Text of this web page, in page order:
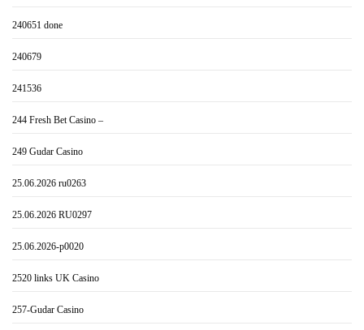
240651 done
240679
241536
244 Fresh Bet Casino –
249 Gudar Casino
25.06.2026 ru0263
25.06.2026 RU0297
25.06.2026-p0020
2520 links UK Casino
257-Gudar Casino